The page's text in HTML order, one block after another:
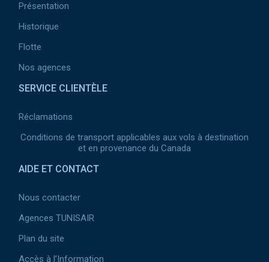
Présentation
Historique
Flotte
Nos agences
SERVICE CLIENTÈLE
Réclamations
Conditions de transport applicables aux vols à destination
et en provenance du Canada
AIDE ET CONTACT
Nous contacter
Agences TUNISAIR
Plan du site
Accès à l’Information